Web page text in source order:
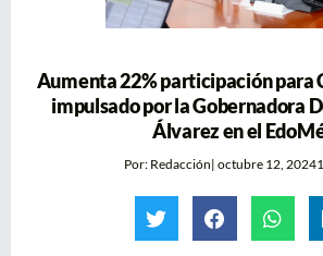
Aumenta 22% participación para
impulsado por la Gobernadora
Álvarez en el
Por: Redacción| octubre 12, 2024